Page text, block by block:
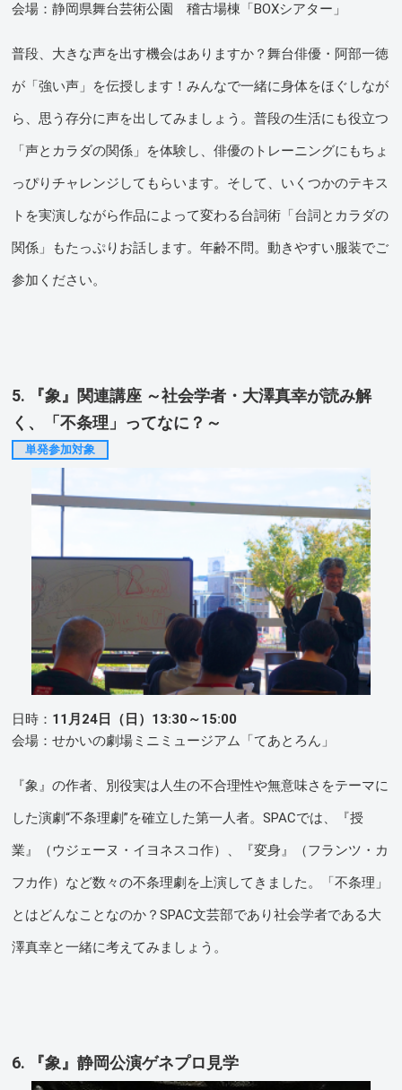
会場：静岡県舞台芸術公園 稽古場棟「BOXシアター」
普段、大きな声を出す機会はありますか？舞台俳優・阿部一徳
が「強い声」を伝授します！みんなで一緒に身体をほぐしなが
ら、思う存分に声を出してみましょう。普段の生活にも役立つ
「声とカラダの関係」を体験し、俳優のトレーニングにもちょ
っぴりチャレンジしてもらいます。そして、いくつかのテキス
トを実演しながら作品によって変わる台詞術「台詞とカラダの
関係」もたっぷりお話します。年齢不問。動きやすい服装でご
参加ください。
5. 『象』関連講座 ～社会学者・大澤真幸が読み解
く、「不条理」ってなに？～
単発参加対象
日時： 11月24日（日）13:30～15:00
会場：せかいの劇場ミニミュージアム「てあとろん」
『象』の作者、別役実は人生の不合理性や無意味さをテーマに
した演劇“不条理劇”を確立した第一人者。SPACでは、『授
業』（ウジェーヌ・イヨネスコ作）、『変身』（フランツ・カ
フカ作）など数々の不条理劇を上演してきました。「不条理」
とはどんなことなのか？SPAC文芸部であり社会学者である大
澤真幸と一緒に考えてみましょう。
6. 『象』静岡公演ゲネプロ見学